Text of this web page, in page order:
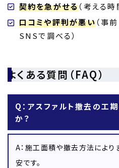
契約を急がせる（考える
口コミや評判が悪い（事
SNSで調べる）
よくある質問（FAQ）
Q：アスファルト撤去の工
か？
A：施工面積や撤去方法によ
安です。